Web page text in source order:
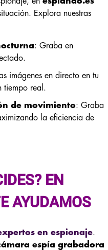
Explora nuestras
: Graba en
imágenes en directo en tu
tiempo real.
de movimiento: Graba
la eficiencia de
EN
AYUDAMOS
en espionaje.
espía grabadora